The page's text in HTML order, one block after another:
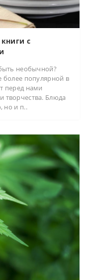
с
необычной?
более популярной в
перед нами
творчества. Блюда
но и п..